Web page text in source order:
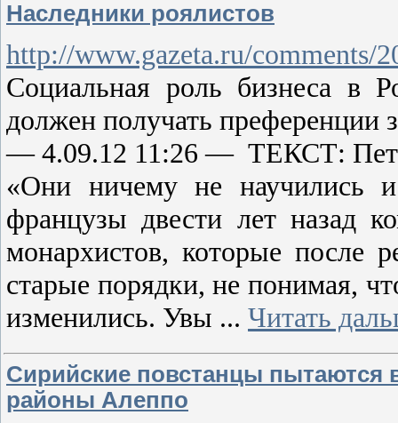
Наследники роялистов
http://www.gazeta.ru/comments/
Социальная роль бизнеса в
должен получать преференции
— 4.09.12 11:26 — ТЕКСТ:
«Они ничему не научились
французы двести лет назад
монархистов, которые после
старые порядки, не понимая,
изменились. Увы ... Читать
Сирийские повстанцы пытаются
районы Алеппо